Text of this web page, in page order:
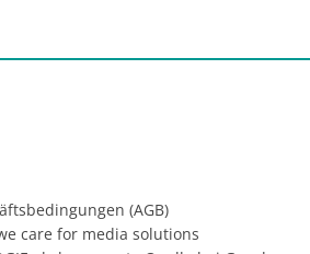
(AGB)
care for media solutions